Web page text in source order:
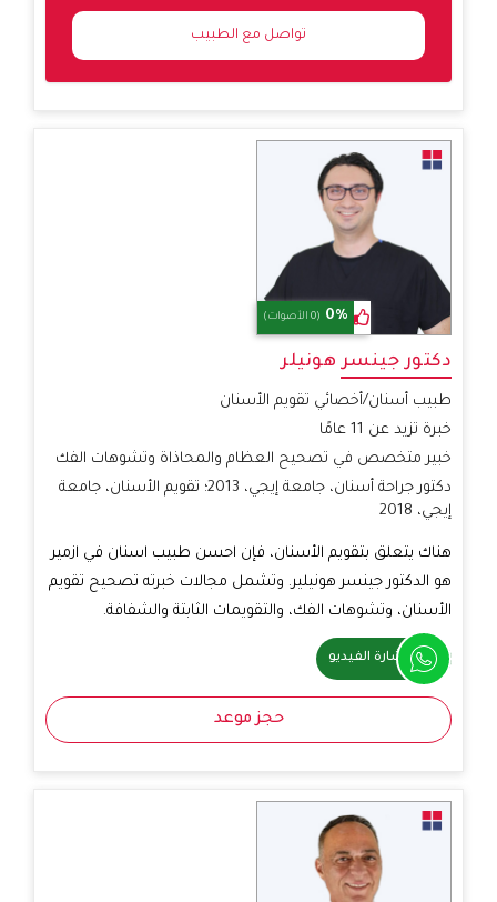
SELECTED
0% (0 الأصوات)
دكتور جينسر هونيلر
طبيب أسنان/أخصائي تقويم الأسنان
خبرة تزيد عن 11 عامًا
خبير متخصص في تصحيح العظام والمحاذاة وتشوهات الفك
دكتور جراحة أسنان، جامعة إيجي، 2013؛ تقويم الأسنان، جامعة
إيجي، 2018
هناك يتعلق بتقويم الأسنان، فإن احسن طبيب اسنان في ازمير
هو الدكتور جينسر هونيلير. وتشمل مجالات خبرته تصحيح تقويم
الأسنان، وتشوهات الفك، والتقويمات الثابتة والشفافة.
استشارة الفيديو
حجز موعد